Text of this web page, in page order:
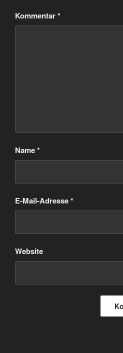
Kommentar*
Name*
E-Mail-Adresse*
Website